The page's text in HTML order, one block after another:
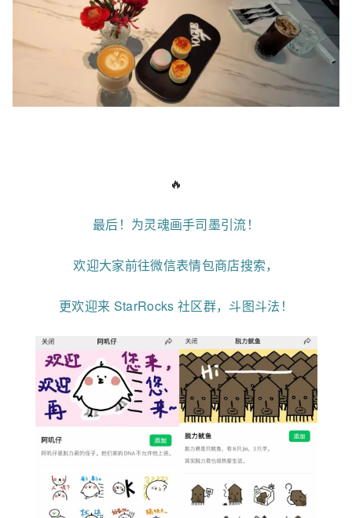
🔥
最后！为灵魂画手司墨引流！
欢迎大家前往微信表情包商店搜索，
更欢迎来 StarRocks 社区群，斗图斗法！